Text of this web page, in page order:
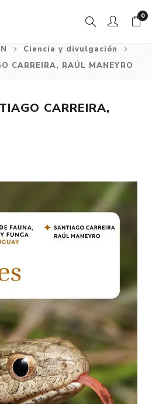
0
Ciencia y divulgación
CARREIRA, RAÚL MANEYRO
CARREIRA,